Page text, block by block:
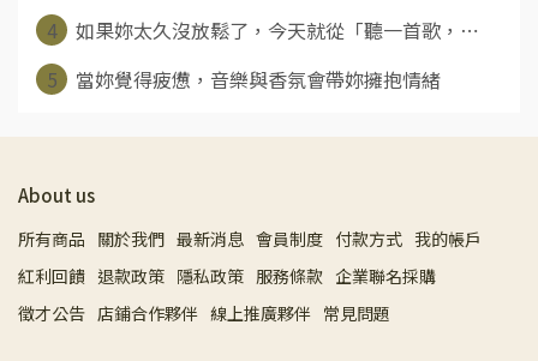
4
如果妳太久沒放鬆了，今天就從「聽一首歌，⋯
5
當妳覺得疲憊，音樂與香氛會帶妳擁抱情緒
About us
所有商品 關於我們 最新消息 會員制度 付款方式 我的帳戶
紅利回饋 退款政策 隱私政策 服務條款 企業聯名採購
徵才公告 店鋪合作夥伴 線上推廣夥伴 常見問題